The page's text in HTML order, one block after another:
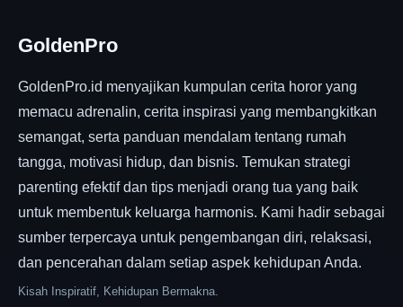
GoldenPro
GoldenPro.id menyajikan kumpulan cerita horor yang
memacu adrenalin, cerita inspirasi yang membangkitkan
semangat, serta panduan mendalam tentang rumah
tangga, motivasi hidup, dan bisnis. Temukan strategi
parenting efektif dan tips menjadi orang tua yang baik
untuk membentuk keluarga harmonis. Kami hadir sebagai
sumber terpercaya untuk pengembangan diri, relaksasi,
dan pencerahan dalam setiap aspek kehidupan Anda.
Kisah Inspiratif, Kehidupan Bermakna.